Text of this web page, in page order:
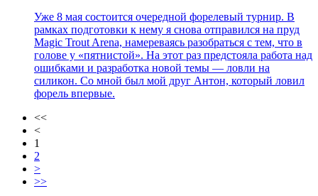
Уже 8 мая состоится очередной форелевый турнир. В
рамках подготовки к нему я снова отправился на пруд
Magic Trout Arena, намереваясь разобраться с тем, что в
голове у «пятнистой». На этот раз предстояла работа над
ошибками и разработка новой темы — ловли на
силикон. Со мной был мой друг Антон, который ловил
форель впервые.
<<
<
1
2
>
>>